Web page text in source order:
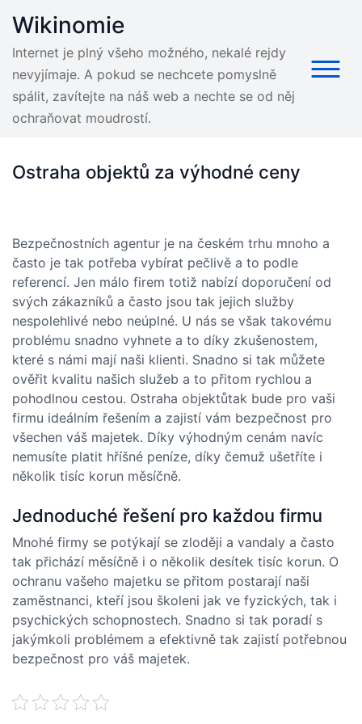
content
Wikinomie
Internet je plný všeho možného, nekalé rejdy
nevyjímaje. A pokud se nechcete pomyslně
spálit, zavítejte na náš web a nechte se od něj
ochraňovat moudrostí.
Ostraha objektů za výhodné ceny
Bezpečnostních agentur je na českém trhu mnoho a
často je tak potřeba vybírat pečlivě a to podle
referencí. Jen málo firem totiž nabízí doporučení od
svých zákazníků a často jsou tak jejich služby
nespolehlivé nebo neúplné. U nás se však takovému
problému snadno vyhnete a to díky zkušenostem,
které s námi mají naši klienti. Snadno si tak můžete
ověřit kvalitu našich služeb a to přitom rychlou a
pohodlnou cestou. Ostraha objektůtak bude pro vaši
firmu ideálním řešením a zajistí vám bezpečnost pro
všechen váš majetek. Díky výhodným cenám navíc
nemusíte platit hříšné peníze, díky čemuž ušetříte i
několik tisíc korun měsíčně.
Jednoduché řešení pro každou firmu
Mnohé firmy se potýkají se zloději a vandaly a často
tak přichází měsíčně i o několik desítek tisíc korun. O
ochranu vašeho majetku se přitom postarají naši
zaměstnanci, kteří jsou školeni jak ve fyzických, tak i
psychických schopnostech. Snadno si tak poradí s
jakýmkoli problémem a efektivně tak zajistí potřebnou
bezpečnost pro váš majetek.